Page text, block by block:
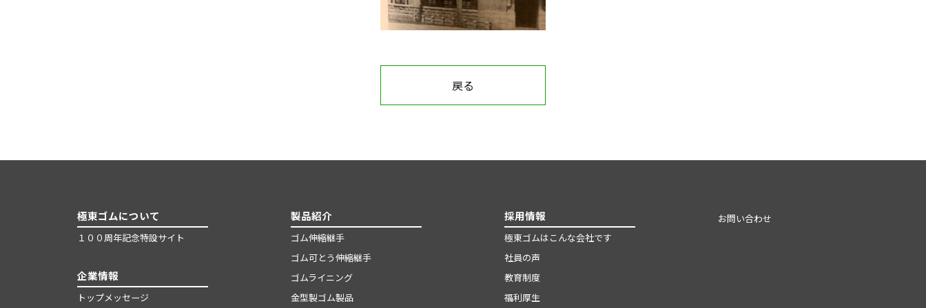
戻る
極東ゴムについて
１００周年記念特設サイト
企業情報
トップメッセージ
製品紹介
ゴム伸縮継手
ゴム可とう伸縮継手
ゴムライニング
金型製ゴム製品
採用情報
極東ゴムはこんな会社です
社員の声
教育制度
福利厚生
お問い合わせ